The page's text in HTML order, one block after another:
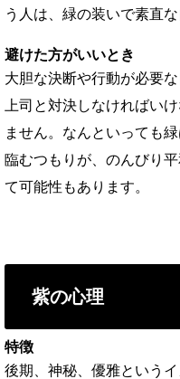
う人は、緑の装いで素直
避けた方がいいとき
大胆な決断や行動が必要
上司と対決しなければい
ません。なんといっても
臨むつもりが、のんびり
て可能性もあります。
紫の心理
特徴
後期、神秘、優雅という